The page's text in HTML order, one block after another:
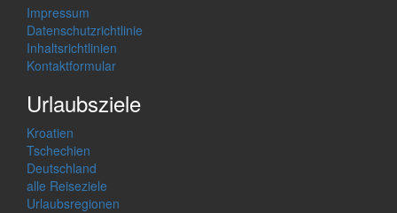
Impressum
Datenschutzrichtlinie
Inhaltsrichtlinien
Kontaktformular
Urlaubsziele
Kroatien
Tschechien
Deutschland
alle Reiseziele
Urlaubsregionen